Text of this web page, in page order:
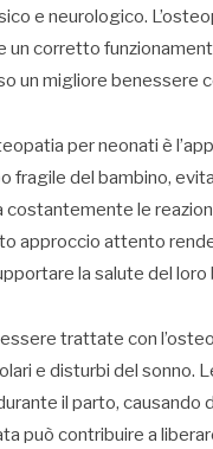
e neurologico.
un corretto
un migliore benessere
per neonati è
del bambino,
costantemente le
approccio attento
la salute del loro
trattate con
e disturbi del sonno.
il parto,
può contribuire a